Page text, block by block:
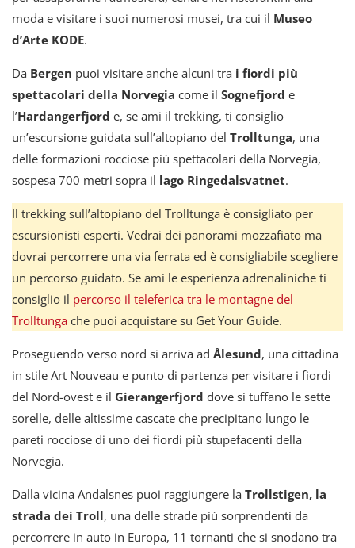
moda e visitare i suoi numerosi musei, tra cui il Museo
d’Arte KODE.
Da Bergen puoi visitare anche alcuni tra i fiordi più
spettacolari della Norvegia come il Sognefjord e
l’Hardangerfjord e, se ami il trekking, ti consiglio
un’escursione guidata sull’altopiano del Trolltunga, una
delle formazioni rocciose più spettacolari della Norvegia,
sospesa 700 metri sopra il lago Ringedalsvatnet.
Il trekking sull’altopiano del Trolltunga è consigliato per
escursionisti esperti. Vedrai dei panorami mozzafiato ma
dovrai percorrere una via ferrata ed è consigliabile scegliere
un percorso guidato. Se ami le esperienza adrenaliniche ti
consiglio il percorso il teleferica tra le montagne del
Trolltunga che puoi acquistare su Get Your Guide.
Proseguendo verso nord si arriva ad Ålesund, una cittadina
in stile Art Nouveau e punto di partenza per visitare i fiordi
del Nord-ovest e il Gierangerfjord dove si tuffano le sette
sorelle, delle altissime cascate che precipitano lungo le
pareti rocciose di uno dei fiordi più stupefacenti della
Norvegia.
Dalla vicina Andalsnes puoi raggiungere la Trollstigen, la
strada dei Troll, una delle strade più sorprendenti da
percorrere in auto in Europa, 11 tornanti che si snodano tra